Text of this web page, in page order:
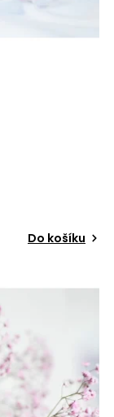
Do košíku